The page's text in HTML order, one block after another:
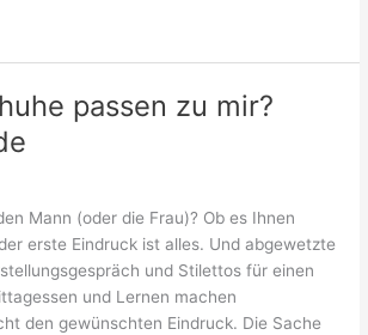
passen zu mir?
Mann (oder die Frau)? Ob es Ihnen
erste Eindruck ist alles. Und abgewetzte
und Stilettos für einen
und Lernen machen
den gewünschten Eindruck. Die Sache